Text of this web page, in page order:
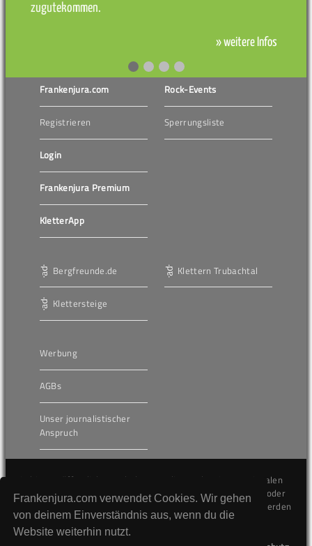
Frankenjura.com verwendet Cookies. Wir gehen
von deinem Einverständnis aus, wenn du die
Website weiterhin nutzt.
zugutekommen.
» weitere Infos
Frankenjura.com
Registrieren
Login
Frankenjura Premium
KletterApp
Rock-Events
Sperrungsliste
Bergfreunde.de
Klettersteige
Klettern Trubachtal
Werbung
AGBs
Unser journalistischer
Anspruch
Die hier veröffentlichten Inhalte unterliegen dem internationalen
Urheberrecht (Copyright) und dürfen nicht kopiert, verändert oder
unverändert wiederveröffentlicht werden. Gegen Verstöße werden
wir auf juristischem Wege vorgehen.